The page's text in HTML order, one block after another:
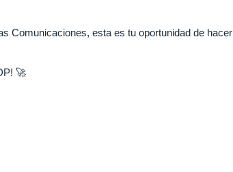
Comunicaciones, esta es tu oportunidad de hacer
🚀